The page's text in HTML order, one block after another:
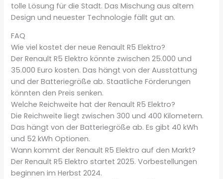
tolle Lösung für die Stadt. Das Mischung aus altem
Design und neuester Technologie fällt gut an.
FAQ
Wie viel kostet der neue Renault R5 Elektro?
Der Renault R5 Elektro könnte zwischen 25.000 und
35.000 Euro kosten. Das hängt von der Ausstattung
und der Batteriegröße ab. Staatliche Förderungen
könnten den Preis senken.
Welche Reichweite hat der Renault R5 Elektro?
Die Reichweite liegt zwischen 300 und 400 Kilometern.
Das hängt von der Batteriegröße ab. Es gibt 40 kWh
und 52 kWh Optionen.
Wann kommt der Renault R5 Elektro auf den Markt?
Der Renault R5 Elektro startet 2025. Vorbestellungen
beginnen im Herbst 2024.